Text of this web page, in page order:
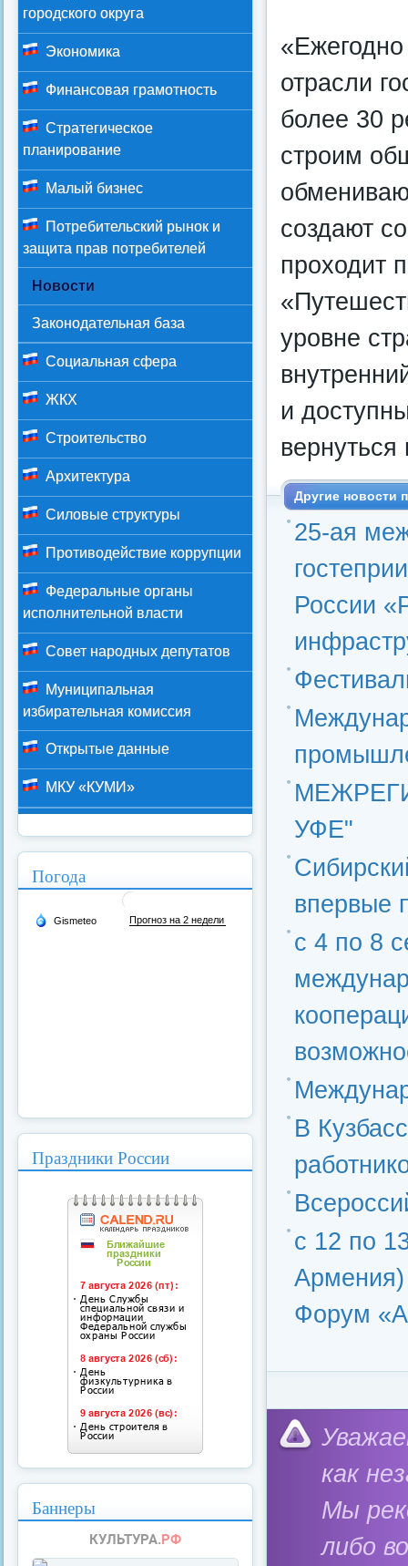
отрасли
более 30
строим
создают
проходит
уровне
и
Другие новости
25-ая
России
УФЕ"
впервые
с 4 по 8
В
с 12 по
Форум
Категория:
как
Мы
либо
городского округа
Экономика
Финансовая грамотность
Стратегическое
планирование
Малый бизнес
Потребительский рынок и
защита прав потребителей
Новости
Законодательная база
Социальная сфера
ЖКХ
Строительство
Архитектура
Силовые структуры
Противодействие коррупции
Федеральные органы
исполнительной власти
Совет народных депутатов
Муниципальная
избирательная комиссия
Открытые данные
МКУ «КУМИ»
Погода
Праздники России
Баннеры